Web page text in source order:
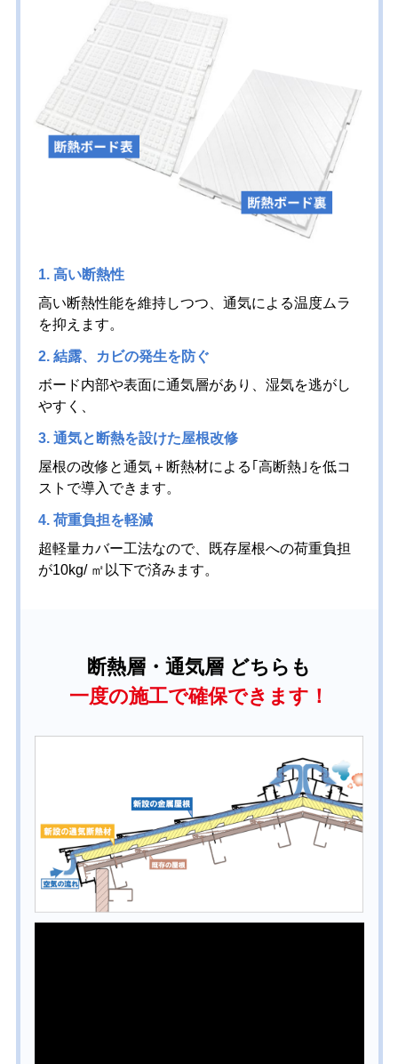
1. 高い断熱性
高い断熱性能を維持しつつ、通気による温度ムラ
を抑えます。
2. 結露、カビの発生を防ぐ
ボード内部や表面に通気層があり、湿気を逃がし
やすく、
3. 通気と断熱を設けた屋根改修
屋根の改修と通気＋断熱材による｢高断熱｣を低コ
ストで導入できます。
4. 荷重負担を軽減
超軽量カバー工法なので、既存屋根への荷重負担
が10kg/ ㎡以下で済みます。
断熱層・通気層 どちらも
一度の施工で確保できます！